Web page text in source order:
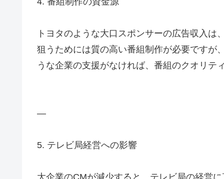
トヨタのような大口スポンサーの広告収入
狙うためには質の高い番組制作が必要ですが
うな企業の支援がなければ、番組のクオリテ
—
5. テレビ局経営への影響